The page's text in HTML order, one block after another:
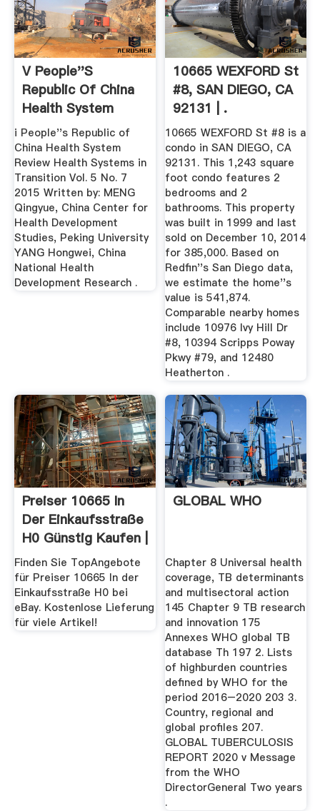
V People''s
Republic Of China
Health System
Review
i People''s Republic of
China Health System
Review Health Systems in
Transition Vol. 5 No. 7
2015 Written by: MENG
Qingyue, China Center for
Health Development
Studies, Peking University
YANG Hongwei, China
National Health
Development Research .
10665 WEXFORD St
#8, SAN DIEGO, CA
92131 | .
10665 WEXFORD St #8 is a
condo in SAN DIEGO, CA
92131. This 1,243 square
foot condo features 2
bedrooms and 2
bathrooms. This property
was built in 1999 and last
sold on December 10, 2014
for 385,000. Based on
Redfin''s San Diego data,
we estimate the home''s
value is 541,874.
Comparable nearby homes
include 10976 Ivy Hill Dr
#8, 10394 Scripps Poway
Pkwy #79, and 12480
Heatherton .
Preiser 10665 In
Der Einkaufsstraße
H0 Günstig Kaufen |
EBay
Finden Sie TopAngebote
für Preiser 10665 In der
Einkaufsstraße H0 bei
eBay. Kostenlose Lieferung
für viele Artikel!
GLOBAL WHO
Chapter 8 Universal health
coverage, TB determinants
and multisectoral action
145 Chapter 9 TB research
and innovation 175
Annexes WHO global TB
database Th 197 2. Lists
of highburden countries
defined by WHO for the
period 2016–2020 203 3.
Country, regional and
global profiles 207.
GLOBAL TUBERCULOSIS
REPORT 2020 v Message
from the WHO
DirectorGeneral Two years
.